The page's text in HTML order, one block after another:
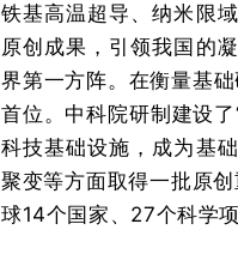
铁基高温超导、纳米限
原创成果，引领我国的
界第一方阵。在衡量基
首位。中科院研制建设
科技基础设施，成为基
聚变等方面取得一批原
球14个国家、27个科学